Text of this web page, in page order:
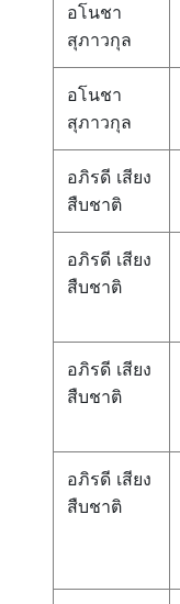
อโนชา
สุภาวกุล
อโนชา
สุภาวกุล
อภิรดี เสียง
สืบชาติ
อภิรดี เสียง
สืบชาติ
อภิรดี เสียง
สืบชาติ
อภิรดี เสียง
สืบชาติ